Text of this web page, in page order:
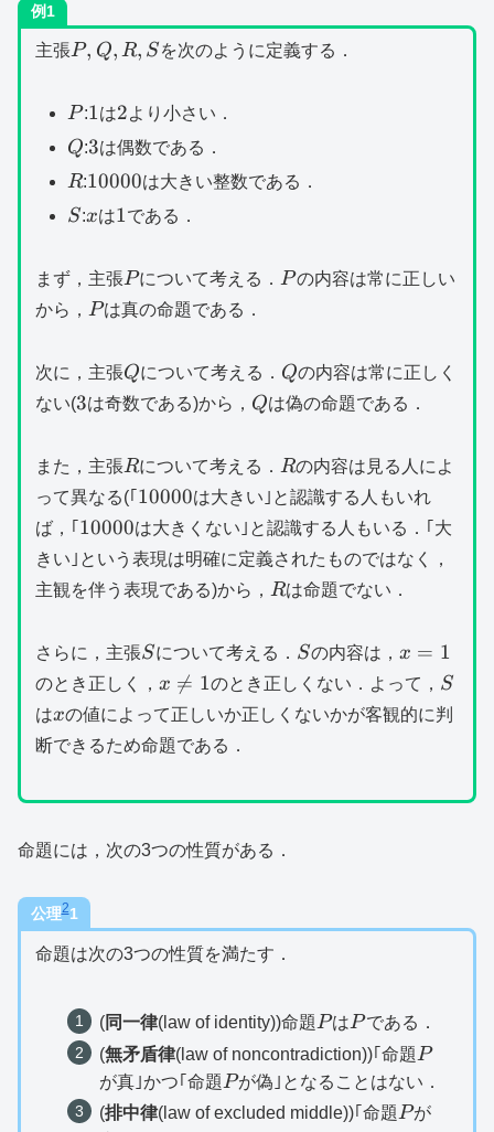
例1
主張P,Q,R,S
P, Q, R, Sを次のように定義する．
P
P:1
1は2
2より小さい．
Q
Q:3
3は偶数である．
R
R:10000
10000は大きい整数である．
S
S:x
xは1
1である．
まず，主張P
Pについて考える． P
Pの内容は常に正しい
から， P
Pは真の命題である．
次に，主張Q
Qについて考える． Q
Qの内容は常に正しく
ない(3
3は奇数である)から， Q
Qは偽の命題である．
また，主張R
Rについて考える． R
Rの内容は見る人によ
って異なる(｢ 10000
10000は大きい｣と認識する人もいれ
ば，｢ 10000
10000は大きくない｣と認識する人もいる．｢大
きい｣という表現は明確に定義されたものではなく，
主観を伴う表現である)から， R
Rは命題でない．
さらに，主張S
Sについて考える． S
Sの内容は，x=1
x = 1
のとき正しく， x\neq
1
x 
= 1のとき正しくない．よって， S
S
はx
xの値によって正しいか正しくないかが客観的に判
断できるため命題である．
命題には，次の3つの性質がある．
公理21
命題は次の3つの性質を満たす．
(同一律(law of identity))命題 P
PはP
P である．
(無矛盾律(law of noncontradiction))｢命題 P
P
が真｣かつ｢命題 P
Pが偽｣となることはない．
(排中律(law of excluded middle))｢命題 P
Pが